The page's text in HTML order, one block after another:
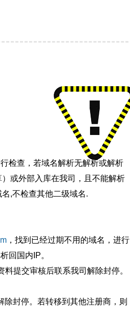
检查，若域名解析无解析或解析
或外部入库在我司，且不能解析
,不检查其他二级域名.
，找到已经过期不用的域名，进行
回国内IP。
料提交审核后联系我司解除封停。
除封停。若转移到其他注册商，则